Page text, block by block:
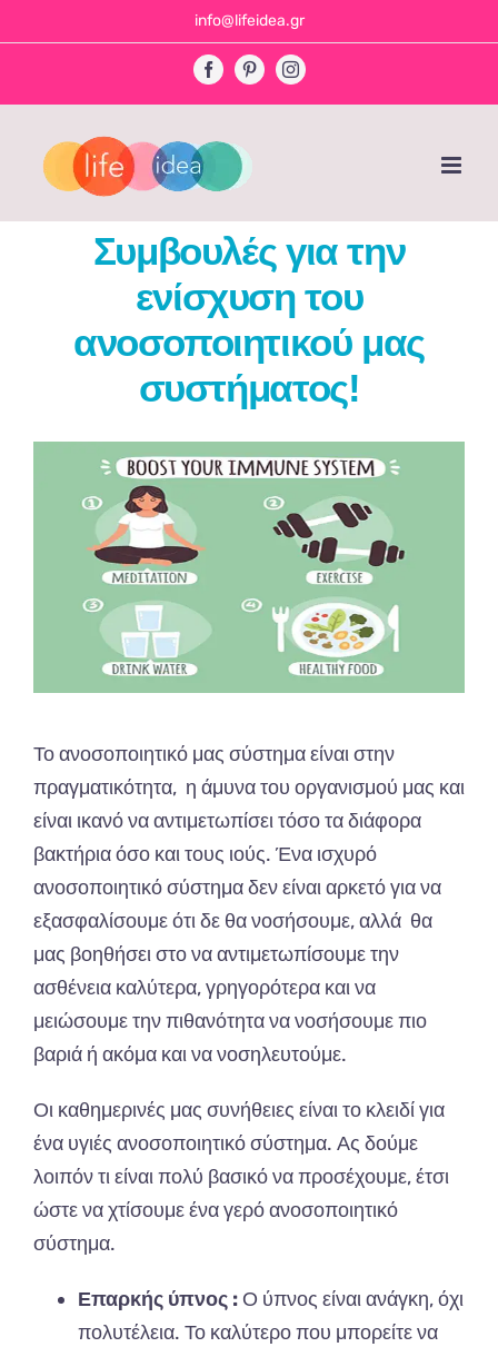
to
info@lifeidea.gr
FacebookPinterestInstagram
Συμβουλές για την
ενίσχυση του
ανοσοποιητικού μας
συστήματος!
Το ανοσοποιητικό μας σύστημα είναι στην
πραγματικότητα, η άμυνα του οργανισμού μας και
είναι ικανό να αντιμετωπίσει τόσο τα διάφορα
βακτήρια όσο και τους ιούς. Ένα ισχυρό
ανοσοποιητικό σύστημα δεν είναι αρκετό για να
εξασφαλίσουμε ότι δε θα νοσήσουμε, αλλά θα
μας βοηθήσει στο να αντιμετωπίσουμε την
ασθένεια καλύτερα, γρηγορότερα και να
μειώσουμε την πιθανότητα να νοσήσουμε πιο
βαριά ή ακόμα και να νοσηλευτούμε.
Οι καθημερινές μας συνήθειες είναι το κλειδί για
ένα υγιές ανοσοποιητικό σύστημα. Ας δούμε
λοιπόν τι είναι πολύ βασικό να προσέχουμε, έτσι
ώστε να χτίσουμε ένα γερό ανοσοποιητικό
σύστημα.
Επαρκής ύπνος : Ο ύπνος είναι ανάγκη, όχι
πολυτέλεια. Το καλύτερο που μπορείτε να